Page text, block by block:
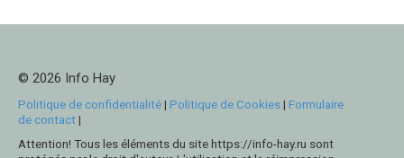
© 2026 Info Hay
Politique de confidentialité| Politique de Cookies| Formulaire
de contact|
Attention! Tous les éléments du site https://info-hay.ru sont